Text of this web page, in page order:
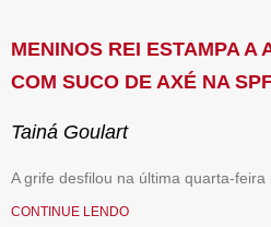
MENINOS REI ESTAMPA A
COM SUCO DE AXÉ NA
Tainá Goulart
A grife desfilou na última quarta-
CONTINUE LENDO